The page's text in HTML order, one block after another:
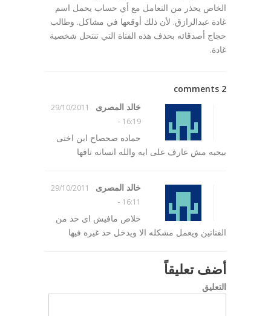
الخاص يحذر من التعامل مع أي حساب يحمل اسم
غادة عبدالرازق. لأن ذلك أوقعها في مشاكل. وطالب
حجاج أصدقائه بحذف هذه الفتاة التي تنتحل شخصية
غادة.
2 comments
خالد المصرى
29/10/2011
16:19
-
حماده صحصاح ابن اختى
بيحبه مش عارف على ايه والله انسانه تافها
خالد المصرى
29/10/2011
16:11
-
خلاص مافيش اى حد من
الفنانين ويعمل مشكله الا ويدخل حد غيره فيها
أضف تعليقاً
التعليق